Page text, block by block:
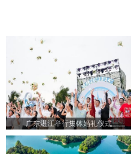
广东湛江举行集体婚礼仪式